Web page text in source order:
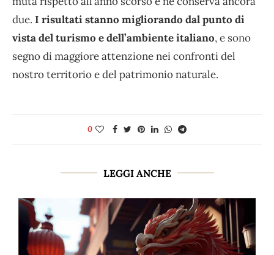
due. I risultati stanno migliorando dal punto di
vista del turismo e dell’ambiente italiano, e sono
segno di maggiore attenzione nei confronti del
nostro territorio e del patrimonio naturale.
0
LEGGI ANCHE